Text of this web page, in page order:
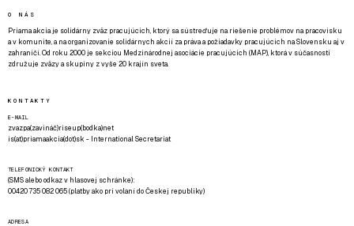
O NÁS
Priama akcia je solidárny zväz pracujúcich, ktorý sa sústreďuje na riešenie problémov na pracovisku
a v komunite, a na organizovanie solidárnych akcií za práva a požiadavky pracujúcich na Slovensku aj v
zahraničí. Od roku 2000 je sekciou Medzinárodnej asociácie pracujúcich (MAP), ktorá v súčasnosti
združuje zväzy a skupiny z vyše 20 krajín sveta.
KONTAKTY
E-MAIL
zvazpa(zavináč)riseup(bodka)net
is(at)priamaakcia(dot)sk - International Secretariat
TELEFONICKÝ KONTAKT
(SMS alebo odkaz v hlasovej schránke):
00420 735 082 065 (platby ako pri volaní do Českej republiky)
ADRESA